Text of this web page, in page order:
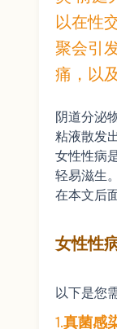
以在性
聚会引
痛，以
阴道分泌
粘液散发
女性性病
轻易滋生。
在本文后
女性性
以下是您
1.真菌感